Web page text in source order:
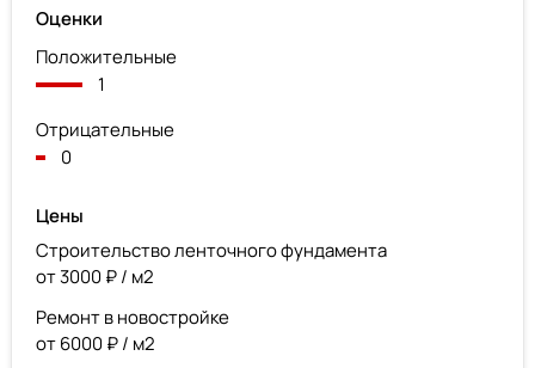
Оценки
Положительные
1
Отрицательные
0
Цены
Строительство ленточного фундамента
от 3000 ₽ / м2
Ремонт в новостройке
от 6000 ₽ / м2